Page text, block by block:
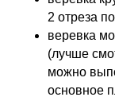
2 отреза
веревка
(лучше
можно
основное